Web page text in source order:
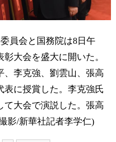
員会と国務院は8日午
大会を盛大に開いた。
、李克強、劉雲山、張高
表に授賞した。李克強氏
て大会で演説した。張高
影/新華社記者李学仁)